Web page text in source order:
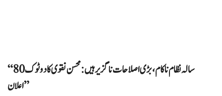
“80 سالہ نظام ناکام، بڑی اصلاحات ناگزیر ہیں: محسن نقوی کا دوٹوک
اعلان”